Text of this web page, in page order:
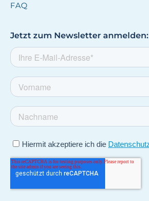
FAQ
Jetzt zum Newsletter anmelden: